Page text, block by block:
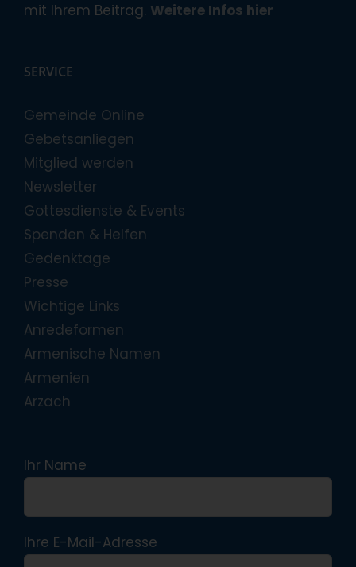
mit Ihrem Beitrag. Weitere Infos hier
SERVICE
Gemeinde Online
Gebetsanliegen
Mitglied werden
Newsletter
Gottesdienste & Events
Spenden & Helfen
Gedenktage
Presse
Wichtige Links
Anredeformen
Armenische Namen
Armenien
Arzach
Ihr Name
Ihre E-Mail-Adresse